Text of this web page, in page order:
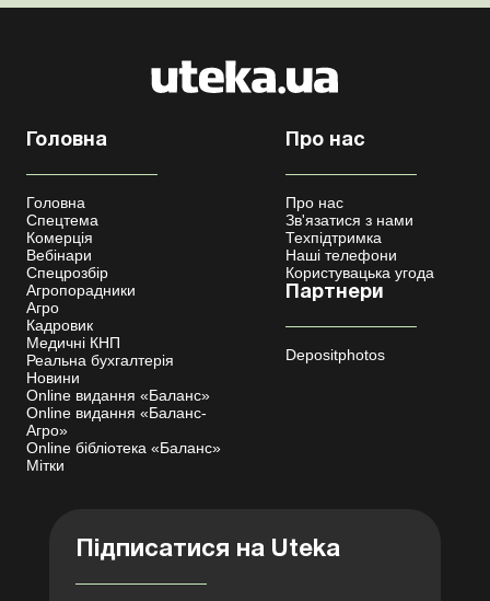
Головна
Головна
Спецтема
Комерція
Вебінари
Спецрозбір
Агропорадники
Агро
Кадровик
Медичні КНП
Реальна бухгалтерія
Новини
Online видання «Баланс»
Online видання «Баланс-
Агро»
Online бібліотека «Баланс»
Мітки
Про нас
Про нас
Зв'язатися з нами
Техпідтримка
Наші телефони
Користувацька угода
Партнери
Depositphotos
Підписатися на Uteka